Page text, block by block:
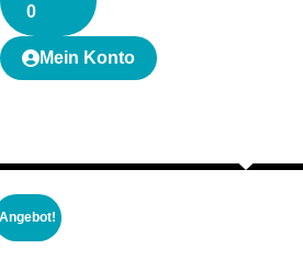
0
Mein Konto
Angebot!